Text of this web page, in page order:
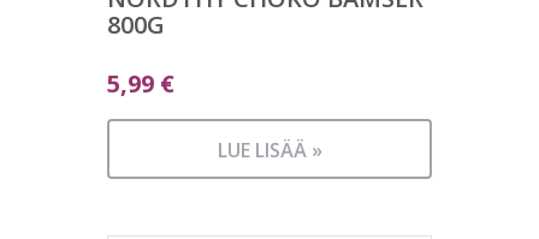
800G
5,99 €
LUE LISÄÄ »